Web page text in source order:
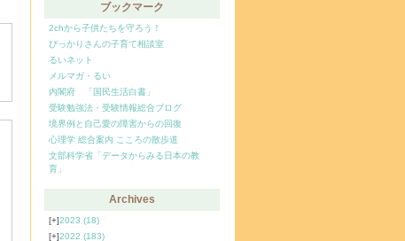
ブックマーク
2chから子供たちを守ろう！
ぴっかりさんの子育て相談室
るいネット
メルマガ・るい
内閣府 「国民生活白書」
受験勉強法・受験情報総合ブログ
境界例と自己愛の障害からの回復
心理学 総合案内 こころの散歩道
文部科学省「データからみる日本の教
育」
Archives
[+]2023 (18)
[+]2022 (183)